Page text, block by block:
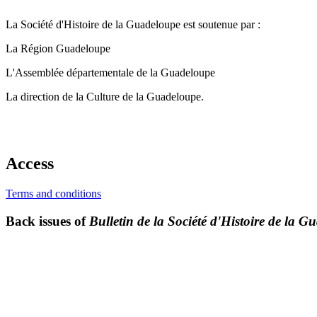
La Société d'Histoire de la Guadeloupe est soutenue par :
La Région Guadeloupe
L'Assemblée départementale de la Guadeloupe
La direction de la Culture de la Guadeloupe.
Access
Terms and conditions
Back issues of Bulletin de la Société d'Histoire de la